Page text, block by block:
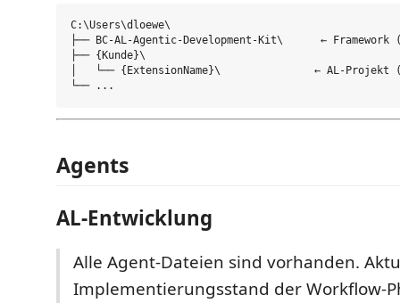
C:\Users\dloewe\
├── BC-AL-Agentic-Development-Kit\      ← Framework
├── {Kunde}\
│   └── {ExtensionName}\               ← AL-Projekt
Agents
AL-Entwicklung
Alle Agent-Dateien sind vorhanden.
Implementierungsstand der Workflow-